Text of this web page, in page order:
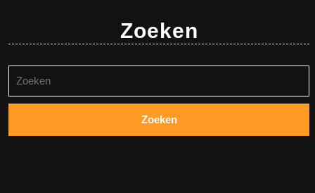
Zoeken
naar: